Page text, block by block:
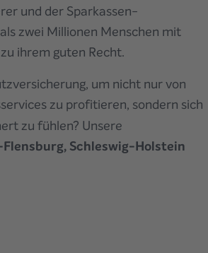
und der Sparkassen-
zwei Millionen Menschen mit
ihrem guten Recht.
um nicht nur von
zu profitieren, sondern sich
zu fühlen? Unsere
Schleswig-Holstein